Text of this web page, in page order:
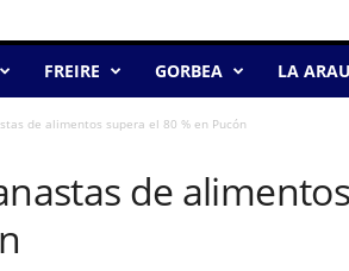
FREIRE GORBEA LA
de alimentos supera el 80 % en Pucón
de